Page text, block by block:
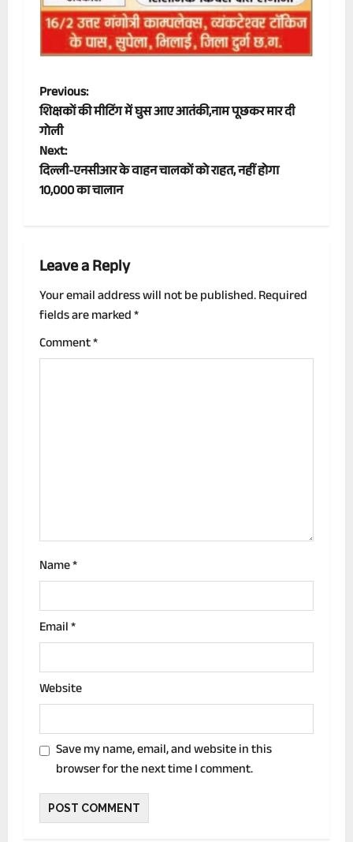
P
o
s
t
a
v
i
g
n
Previous:
शिक्षकों की मीटिंग में घुस आए आतंकी,नाम पूछकर मार दी
गोली
Next:
दिल्ली-एनसीआर के वाहन चालकों को राहत, नहीं होगा
10,000 का चालान
Leave a Reply
Your email address will not be published.Required
fields are marked*
Comment*
Name*
Email*
Website
Save my name, email, and website in this
browser for the next time I comment.